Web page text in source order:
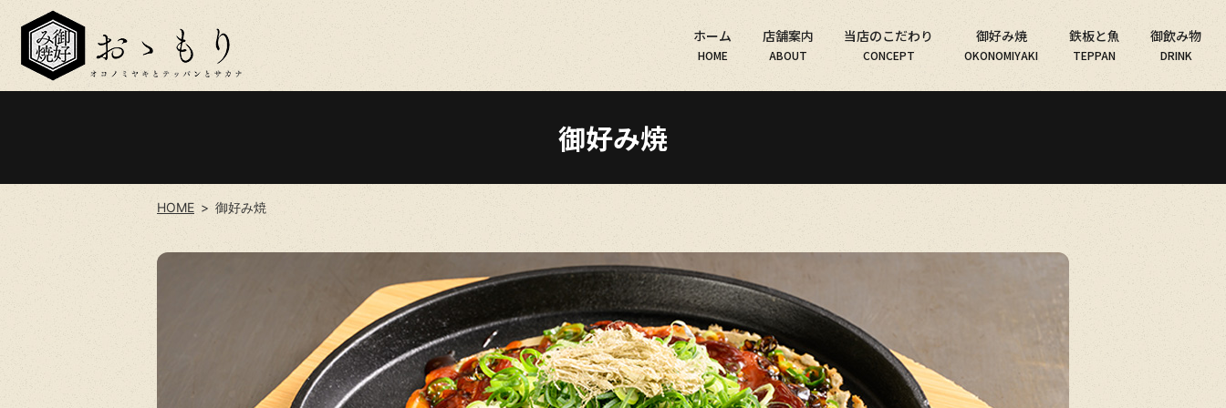
ホーム
HOME
店舗案内
ABOUT
当店のこだわり
CONCEPT
御好み焼
OKONOMIYAKI
鉄板と魚
TEPPAN
御飲み物
DRINK
御好み焼
HOME 御好み焼